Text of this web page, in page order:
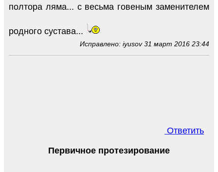
полтора ляма... с весьма говеным заменителем
родного сустава...
Исправлено: iyusov 31 март 2016 23:44
Ответить
Первичное протезирование